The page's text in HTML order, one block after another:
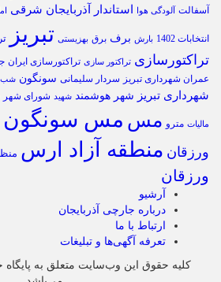
آسفالت آلودگی هوا استاندار آذربایجان شرقی
انتخابات 1402 بارش برف برق بهزیستی تبریز
تراکتورسازی تراکتور سازی تراکتورسازی ایران
عمران شهرداری تبریز سردار سلیمانی سونگون شب
شهرداری تبریز شهر هوشمند شهید شورای شهر
مالیات مترو مس مس سونگون
ورزقان منطقه آزاد ارس
ورزقان
آرشیو
درباره جارچی آذربایجان
ارتباط با ما
تعرفه آگهی‌ها و تبلیغات
کلیه حقوق این وب‌سایت متعلق به پایگاه